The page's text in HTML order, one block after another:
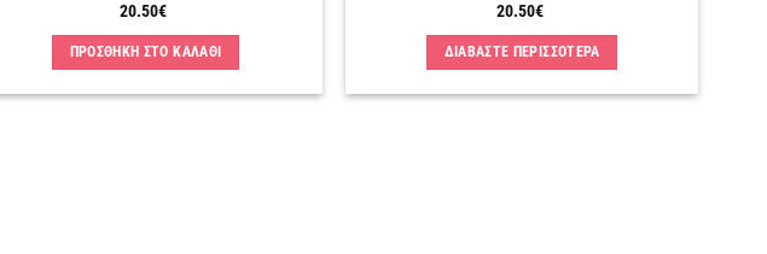
20.50€
ΠΡΟΣΘΗΚΗ ΣΤΟ ΚΑΛΑΘΙ
20.50€
ΔΙΑΒΑΣΤΕ ΠΕΡΙΣΣΟΤΕΡΑ